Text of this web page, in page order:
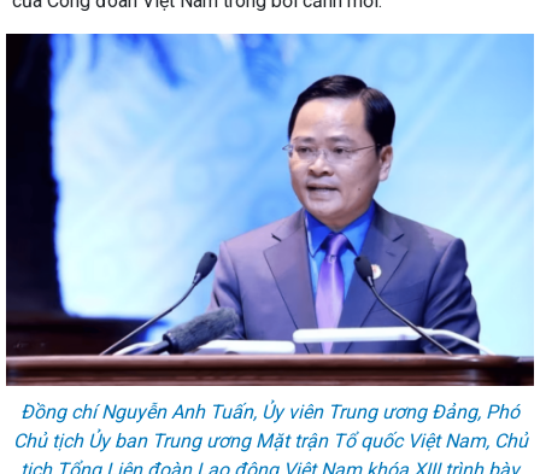
Đồng chí Nguyễn Anh Tuấn, Ủy viên Trung ương Đảng, Phó
Chủ tịch Ủy ban Trung ương Mặt trận Tổ quốc Việt Nam, Chủ